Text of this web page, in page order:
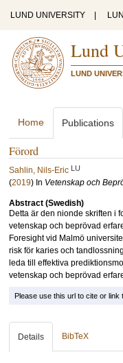
LUND UNIVERSITY
Lund
LUND
Home Publications
Förord
Sahlin, Nils-Eric LU
(2019) In Vetenskap och
Abstract (Swedish)
Detta är den nionde skriften i
vetenskap och beprövad
Foresight vid Malmö
risk för karies och
leda till effektiva
vetenskap och beprövad
Please use this url to cite or link
Details BibTeX